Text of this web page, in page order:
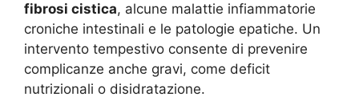
fibrosi cistica, alcune malattie infiammatorie
croniche intestinali e le patologie epatiche. Un
intervento tempestivo consente di prevenire
complicanze anche gravi, come deficit
nutrizionali o disidratazione.